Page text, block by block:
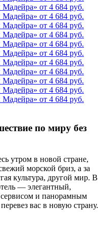
по миру без
утром в новой стране,
морской бриз, а за
культура, другой мир. В
— элегантный,
и панорамным
вас в новую страну.